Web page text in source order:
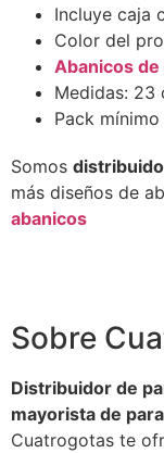
Incluye caja
Color del
Abanicos
Medidas: 23
Pack
Somos
más diseños de
abanicos
Sobre
Distribuidor de
mayorista de
Cuatrogotas te